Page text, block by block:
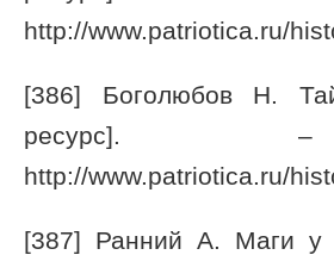
http://www.patriotica.ru/
[386] Боголюбов Н.
ресурс].
http://www.patriotica.ru/
[387] Ранний А. Маги